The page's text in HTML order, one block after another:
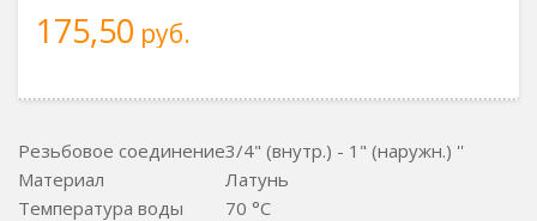
175,50 руб.
Резьбовое соединение3/4" (внутр.) - 1" (наружн.) ''
Материал
Латунь
Температура воды
70 °C